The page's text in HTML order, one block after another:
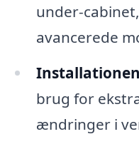
under-
avancerede
brug for
ændringer i